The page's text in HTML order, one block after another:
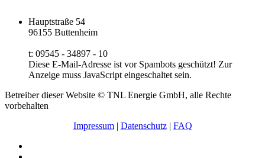
Hauptstraße 54
96155 Buttenheim
t: 09545 - 34897 - 10
Diese E-Mail-Adresse ist vor Spambots geschützt! Zur
Anzeige muss JavaScript eingeschaltet sein.
Betreiber dieser Website © TNL Energie GmbH, alle Rechte
vorbehalten
Impressum| Datenschutz| FAQ